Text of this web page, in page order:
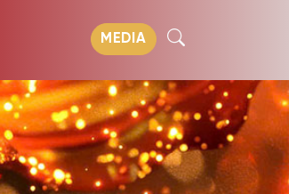
MEDIA